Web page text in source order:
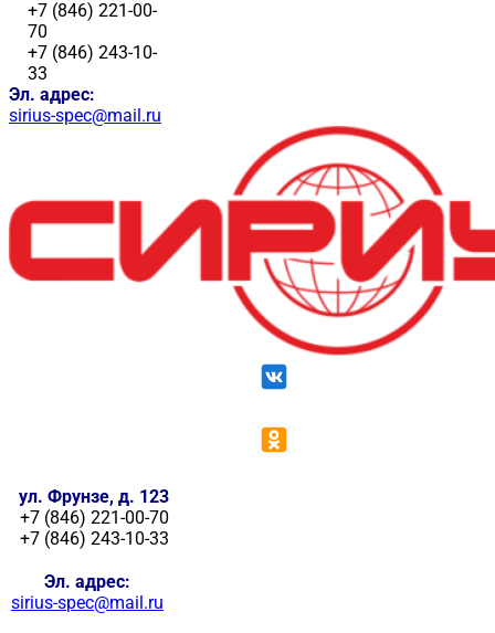
+7 (846) 221-00-
70
+7 (846) 243-10-
33
Эл. адрес:
sirius-spec@mail.ru
ул. Фрунзе, д. 123
+7 (846) 221-00-70
+7 (846) 243-10-33
Эл. адрес:
sirius-spec@mail.ru